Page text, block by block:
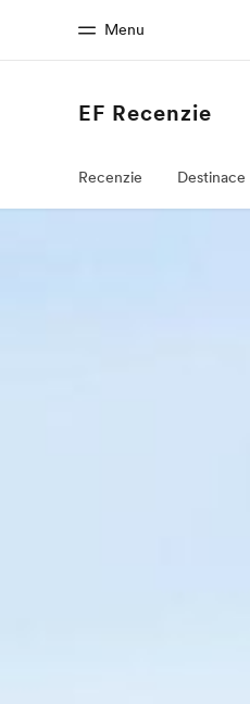
Menu
Vitajte v EF
EF Recenzie
Recenzie Destinace